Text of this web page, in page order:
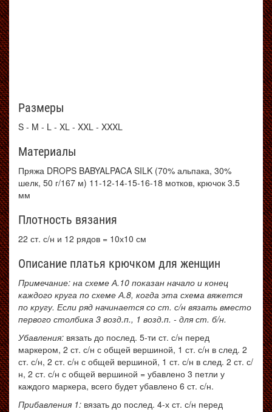
Размеры
S - M - L - XL - XXL - XXXL
Материалы
Пряжа DROPS BABYALPACA SILK (70% альпака, 30%
шелк, 50 г/167 м) 11-12-14-15-16-18 мотков, крючок 3.5
мм
Плотность вязания
22 ст. с/н и 12 рядов = 10х10 см
Описание платья крючком для женщин
Примечание: на схеме А.10 показан начало и конец
каждого круга по схеме А.8, когда эта схема вяжется
по кругу. Если ряд начинается со ст. с/н вязать вместо
первого столбика 3 возд.п., 1 возд.п. - для ст. б/н.
Убавления: вязать до послед. 5-ти ст. с/н перед
маркером, 2 ст. с/н с общей вершиной, 1 ст. с/н в след. 2
ст. с/н, 2 ст. с/н с общей вершиной, 1 ст. с/н в след. 2 ст. с/
н, 2 ст. с/н с общей вершиной = убавлено 3 петли у
каждого маркера, всего будет убавлено 6 ст. с/н.
Прибавления 1: вязать до послед. 4-х ст. с/н перед